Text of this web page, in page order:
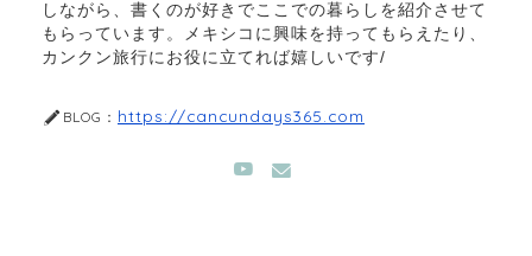
しながら、書くのが好きでここでの暮らしを紹介させて
もらっています。メキシコに興味を持ってもらえたり、
カンクン旅行にお役に立てれば嬉しいです/
BLOG： https://cancundays365.com